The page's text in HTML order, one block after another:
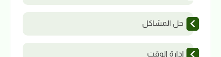
حل المشاكل
إدارة الوقت